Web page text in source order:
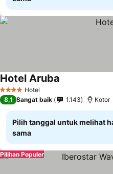
4 BintangHotel
Hotel Aruba
8,1 Sangat baik 1.143 Kotor
Pilih tanggal untuk melihat
sama
Pilihan Populer